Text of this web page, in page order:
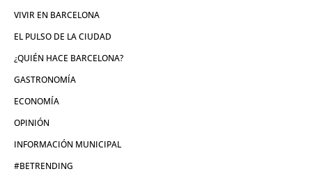
VIVIR EN BARCELONA
EL PULSO DE LA CIUDAD
¿QUIÉN HACE BARCELONA?
GASTRONOMÍA
ECONOMÍA
OPINIÓN
INFORMACIÓN MUNICIPAL
#BETRENDING